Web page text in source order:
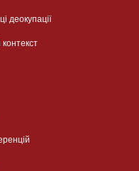
деокупації
контекст